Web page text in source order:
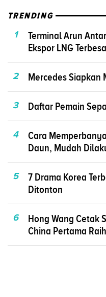
TRENDING
1
Terminal Arun
Ekspor LNG
2 Mercedes Siapkan
3 Daftar Pemain
4
Cara
Daun, Mudah
5
7 Drama Korea
Ditonton
6
Hong Wang Cetak
China Pertama